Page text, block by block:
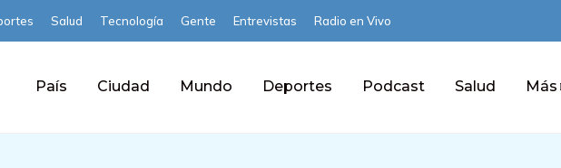
Salud Tecnología Gente Entrevistas Radio en Vivo
País Ciudad Mundo Deportes Podcast Salud Más